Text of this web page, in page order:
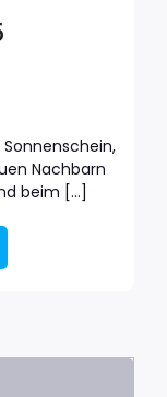
Nachbarn
beim […]